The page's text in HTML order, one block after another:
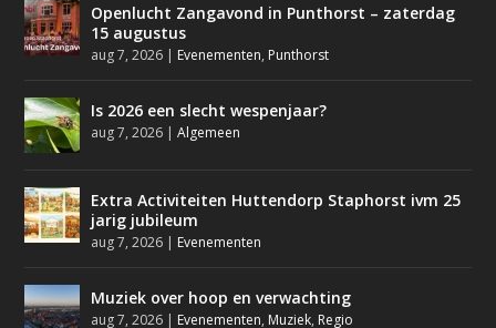
Openlucht Zangavond in Punthorst – zaterdag
15 augustus
aug 7, 2026 | Evenementen, Punthorst
Is 2026 een slecht wespenjaar?
aug 7, 2026 |Algemeen
Extra Activiteiten Huttendorp Staphorst ivm 25
jarig jubileum
aug 7, 2026 | Evenementen
Muziek over hoop en verwachting
aug 7, 2026 | Evenementen, Muziek, Regio